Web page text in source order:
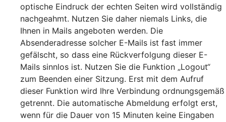
optische Eindruck der echten Seiten wird vollständig
nachgeahmt. Nutzen Sie daher niemals Links, die
Ihnen in Mails angeboten werden. Die
Absenderadresse solcher E-Mails ist fast immer
gefälscht, so dass eine Rückverfolgung dieser E-
Mails sinnlos ist. Nutzen Sie die Funktion „Logout“
zum Beenden einer Sitzung. Erst mit dem Aufruf
dieser Funktion wird Ihre Verbindung ordnungsgemäß
getrennt. Die automatische Abmeldung erfolgt erst,
wenn für die Dauer von 15 Minuten keine Eingaben